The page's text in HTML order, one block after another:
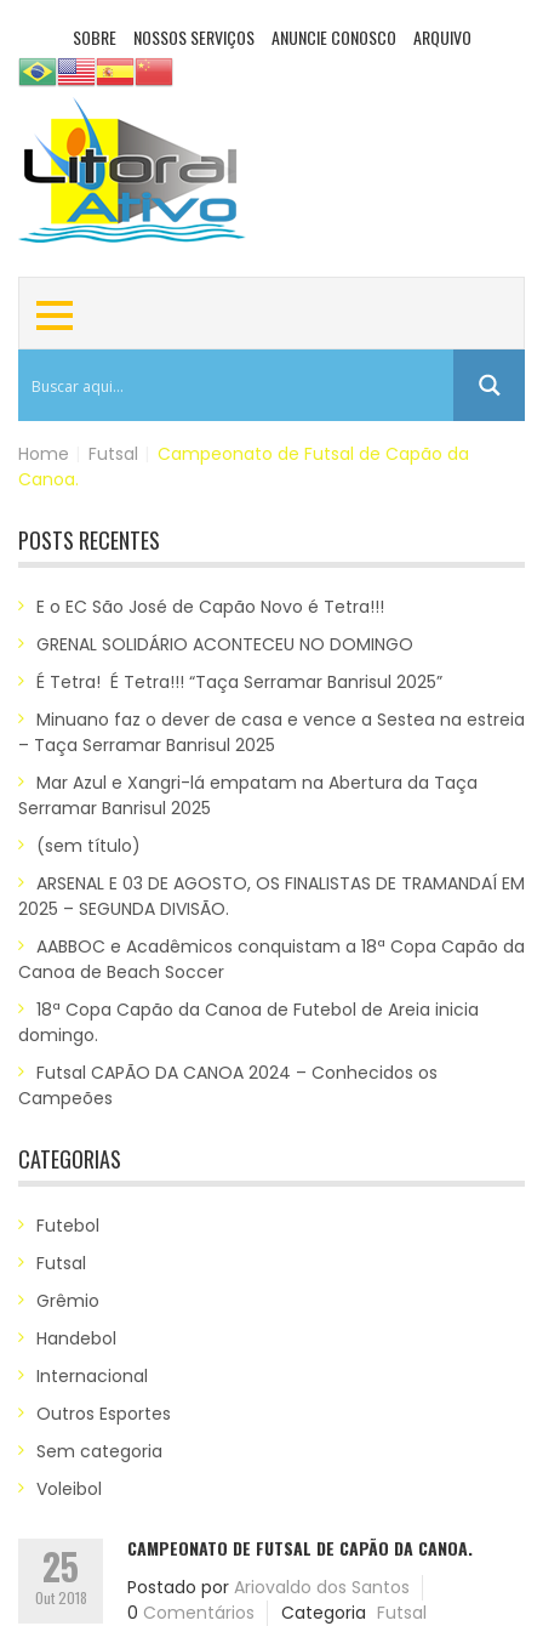
SOBRE NOSSOS SERVIÇOS ANUNCIE CONOSCO ARQUIVO
Home Futsal
Campeonato de Futsal de Capão da
Canoa.
POSTS RECENTES
E o EC São José de Capão Novo é Tetra!!!
GRENAL SOLIDÁRIO ACONTECEU NO DOMINGO
É Tetra! É Tetra!!! “Taça Serramar Banrisul 2025”
Minuano faz o dever de casa e vence a Sestea na estreia
– Taça Serramar Banrisul 2025
Mar Azul e Xangri-lá empatam na Abertura da Taça
Serramar Banrisul 2025
(sem título)
ARSENAL E 03 DE AGOSTO, OS FINALISTAS DE TRAMANDAÍ EM
2025 – SEGUNDA DIVISÃO.
AABBOC e Acadêmicos conquistam a 18ª Copa Capão da
Canoa de Beach Soccer
18ª Copa Capão da Canoa de Futebol de Areia inicia
domingo.
Futsal CAPÃO DA CANOA 2024 – Conhecidos os
Campeões
CATEGORIAS
Futebol
Futsal
Grêmio
Handebol
Internacional
Outros Esportes
Sem categoria
Voleibol
25
Out 2018
CAMPEONATO DE FUTSAL DE CAPÃO DA CANOA.
Postado por Ariovaldo dos Santos
0 Comentários Categoria Futsal